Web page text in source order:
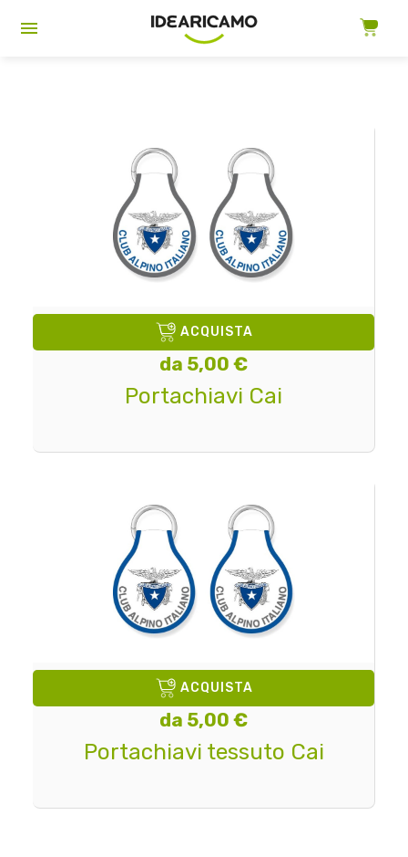
ACQUISTA
da 5,00 €
Portachiavi Cai
ACQUISTA
da 5,00 €
Portachiavi tessuto Cai